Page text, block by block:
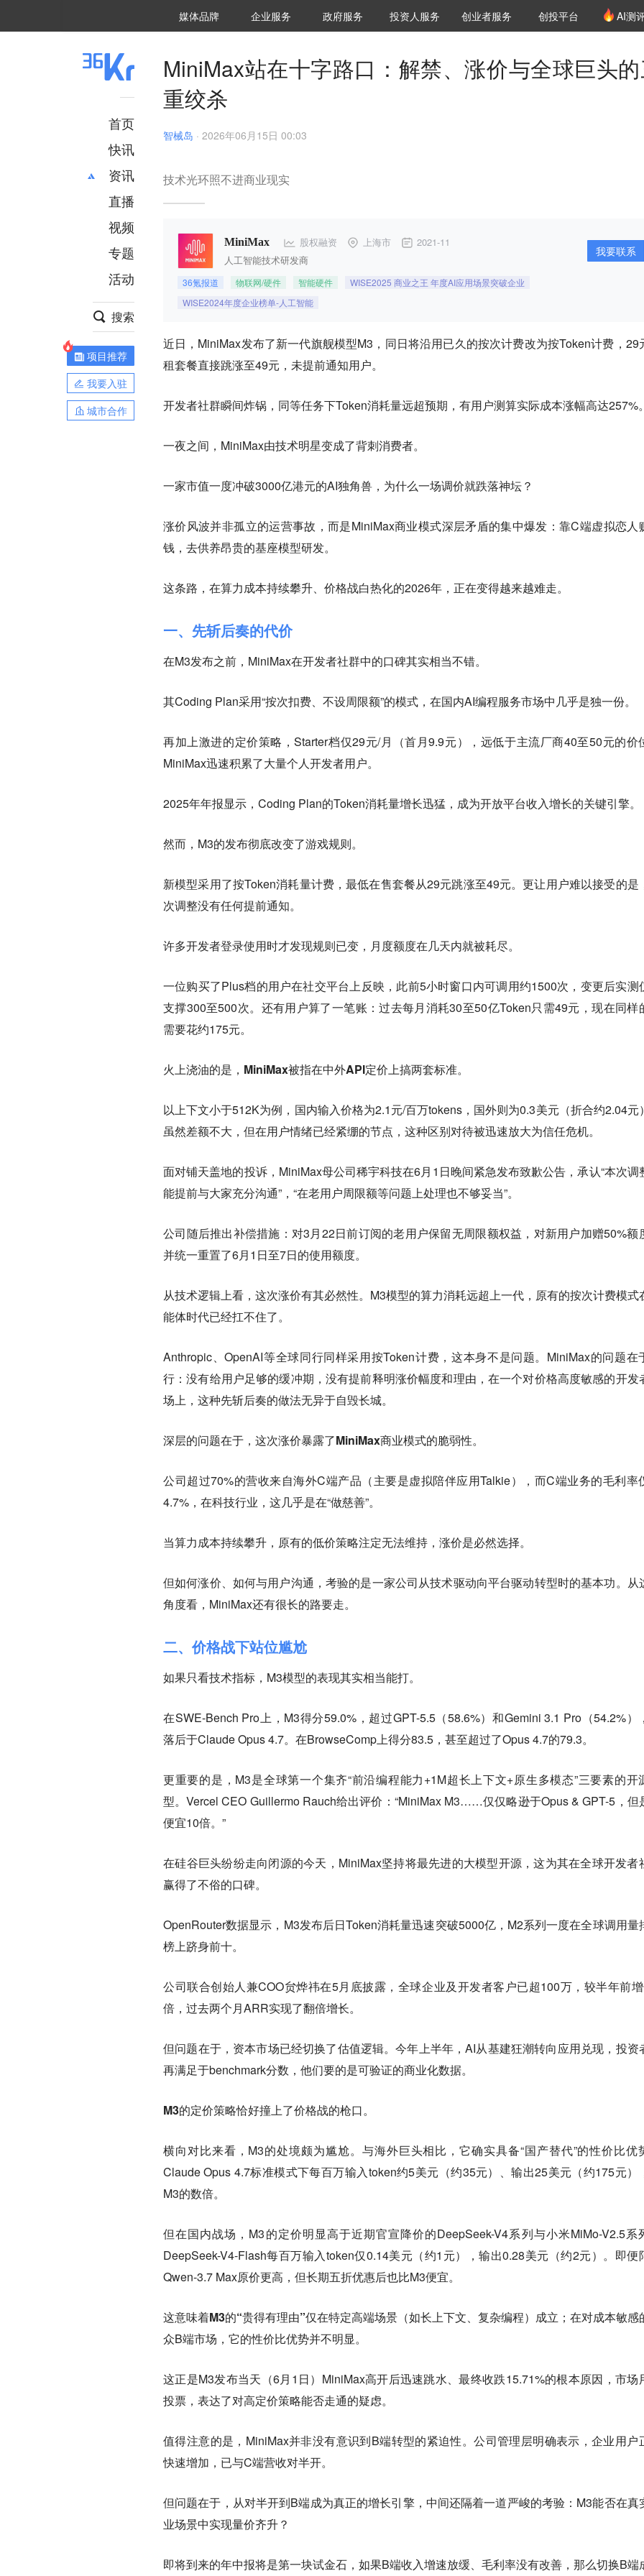
媒体品牌 36Kr研究院
企业服务 城市之窗
政府服务 VClub投资机构库
投资机构职位推介
投资人服务 创投氪堂
创业者服务 创投平台 AI测
首页
快讯
资讯
推荐
财经
项目推荐
安徽
直播
视频
专题
活动
搜索
项目推荐
我要入驻
城市合作
MiniMax站在十字路口：解禁、涨价与全球巨头
重绞杀
智械岛 · 2026年06月15日 00:03
技术光环照不进商业现实
MiniMax 股权融资 上海市 2021-11
人工智能技术研发商
36氪报道 物联网/硬件 智能硬件
WISE2025 商业之王 年度AI应用场景突破企业
WISE2024年度企业榜单-人工智能
我要联系
近日，MiniMax发布了新一代旗舰模型M3，同日将沿用已久的按次计费改为按Token计费，29
租套餐直接跳涨至49元，未提前通知用户。
开发者社群瞬间炸锅，同等任务下Token消耗量远超预期，有用户测算实际成本涨幅高达257%。
一夜之间，MiniMax由技术明星变成了背刺消费者。
一家市值一度冲破3000亿港元的AI独角兽，为什么一场调价就跌落神坛？
涨价风波并非孤立的运营事故，而是MiniMax商业模式深层矛盾的集中爆发：靠C端虚拟恋人
钱，去供养昂贵的基座模型研发。
这条路，在算力成本持续攀升、价格战白热化的2026年，正在变得越来越难走。
一、先斩后奏的代价
在M3发布之前，MiniMax在开发者社群中的口碑其实相当不错。
其Coding Plan采用“按次扣费、不设周限额”的模式，在国内AI编程服务市场中几乎是独一份。
再加上激进的定价策略，Starter档仅29元/月（首月9.9元），远低于主流厂商40至50元的价
MiniMax迅速积累了大量个人开发者用户。
2025年年报显示，Coding Plan的Token消耗量增长迅猛，成为开放平台收入增长的关键引擎。
然而，M3的发布彻底改变了游戏规则。
新模型采用了按Token消耗量计费，最低在售套餐从29元跳涨至49元。更让用户难以接受的是
次调整没有任何提前通知。
许多开发者登录使用时才发现规则已变，月度额度在几天内就被耗尽。
一位购买了Plus档的用户在社交平台上反映，此前5小时窗口内可调用约1500次，变更后实测
支撑300至500次。还有用户算了一笔账：过去每月消耗30至50亿Token只需49元，现在同样
需要花约175元。
火上浇油的是， MiniMax被指在中外API定价上搞两套标准。
以上下文小于512K为例，国内输入价格为2.1元/百万tokens，国外则为0.3美元（折合约2.04元
虽然差额不大，但在用户情绪已经紧绷的节点，这种区别对待被迅速放大为信任危机。
面对铺天盖地的投诉，MiniMax母公司稀宇科技在6月1日晚间紧急发布致歉公告，承认“本次调
能提前与大家充分沟通”，“在老用户周限额等问题上处理也不够妥当”。
公司随后推出补偿措施：对3月22日前订阅的老用户保留无周限额权益，对新用户加赠50%额
并统一重置了6月1日至7日的使用额度。
从技术逻辑上看，这次涨价有其必然性。M3模型的算力消耗远超上一代，原有的按次计费模式
能体时代已经扛不住了。
Anthropic、OpenAI等全球同行同样采用按Token计费，这本身不是问题。MiniMax的问题在
行：没有给用户足够的缓冲期，没有提前释明涨价幅度和理由，在一个对价格高度敏感的开发
场上，这种先斩后奏的做法无异于自毁长城。
深层的问题在于， 这次涨价暴露了MiniMax商业模式的脆弱性。
公司超过70%的营收来自海外C端产品（主要是虚拟陪伴应用Talkie），而C端业务的毛利率
4.7%，在科技行业，这几乎是在“做慈善”。
当算力成本持续攀升，原有的低价策略注定无法维持，涨价是必然选择。
但如何涨价、如何与用户沟通，考验的是一家公司从技术驱动向平台驱动转型时的基本功。从
角度看，MiniMax还有很长的路要走。
二、价格战下站位尴尬
如果只看技术指标，M3模型的表现其实相当能打。
在SWE-Bench Pro上，M3得分59.0%，超过GPT-5.5（58.6%）和Gemini 3.1 Pro（54.2%）
落后于Claude Opus 4.7。在BrowseComp上得分83.5，甚至超过了Opus 4.7的79.3。
更重要的是，M3是全球第一个集齐“前沿编程能力+1M超长上下文+原生多模态”三要素的开
型。Vercel CEO Guillermo Rauch给出评价：“MiniMax M3……仅仅略逊于Opus & GPT-5，但
便宜10倍。”
在硅谷巨头纷纷走向闭源的今天，MiniMax坚持将最先进的大模型开源，这为其在全球开发者
赢得了不俗的口碑。
OpenRouter数据显示，M3发布后日Token消耗量迅速突破5000亿，M2系列一度在全球调用量
榜上跻身前十。
公司联合创始人兼COO贠烨祎在5月底披露，全球企业及开发者客户已超100万，较半年前
倍，过去两个月ARR实现了翻倍增长。
但问题在于，资本市场已经切换了估值逻辑。今年上半年，AI从基建狂潮转向应用兑现，投资
再满足于benchmark分数，他们要的是可验证的商业化数据。
M3的定价策略恰好撞上了价格战的枪口。
横向对比来看，M3的处境颇为尴尬。与海外巨头相比，它确实具备“国产替代”的性价比优
Claude Opus 4.7标准模式下每百万输入token约5美元（约35元）、输出25美元（约175元）
M3的数倍。
但在国内战场，M3的定价明显高于近期官宣降价的DeepSeek-V4系列与小米MiMo-V2.5系
DeepSeek-V4-Flash每百万输入token仅0.14美元（约1元），输出0.28美元（约2元）。即便
Qwen-3.7 Max原价更高，但长期五折优惠后也比M3便宜。
这意味着M3的“贵得有理由”仅在特定高端场景（如长上下文、复杂编程）成立； 在对成本敏感
众B端市场，它的性价比优势并不明显。
这正是M3发布当天（6月1日）MiniMax高开后迅速跳水、最终收跌15.71%的根本原因，市场
投票，表达了对高定价策略能否走通的疑虑。
值得注意的是，MiniMax并非没有意识到B端转型的紧迫性。公司管理层明确表示，企业用户
快速增加，已与C端营收对半开。
但问题在于，从对半开到B端成为真正的增长引擎，中间还隔着一道严峻的考验：M3能否在真
业场景中实现量价齐升？
即将到来的年中报将是第一块试金石，如果B端收入增速放缓、毛利率没有改善，那么切换B端